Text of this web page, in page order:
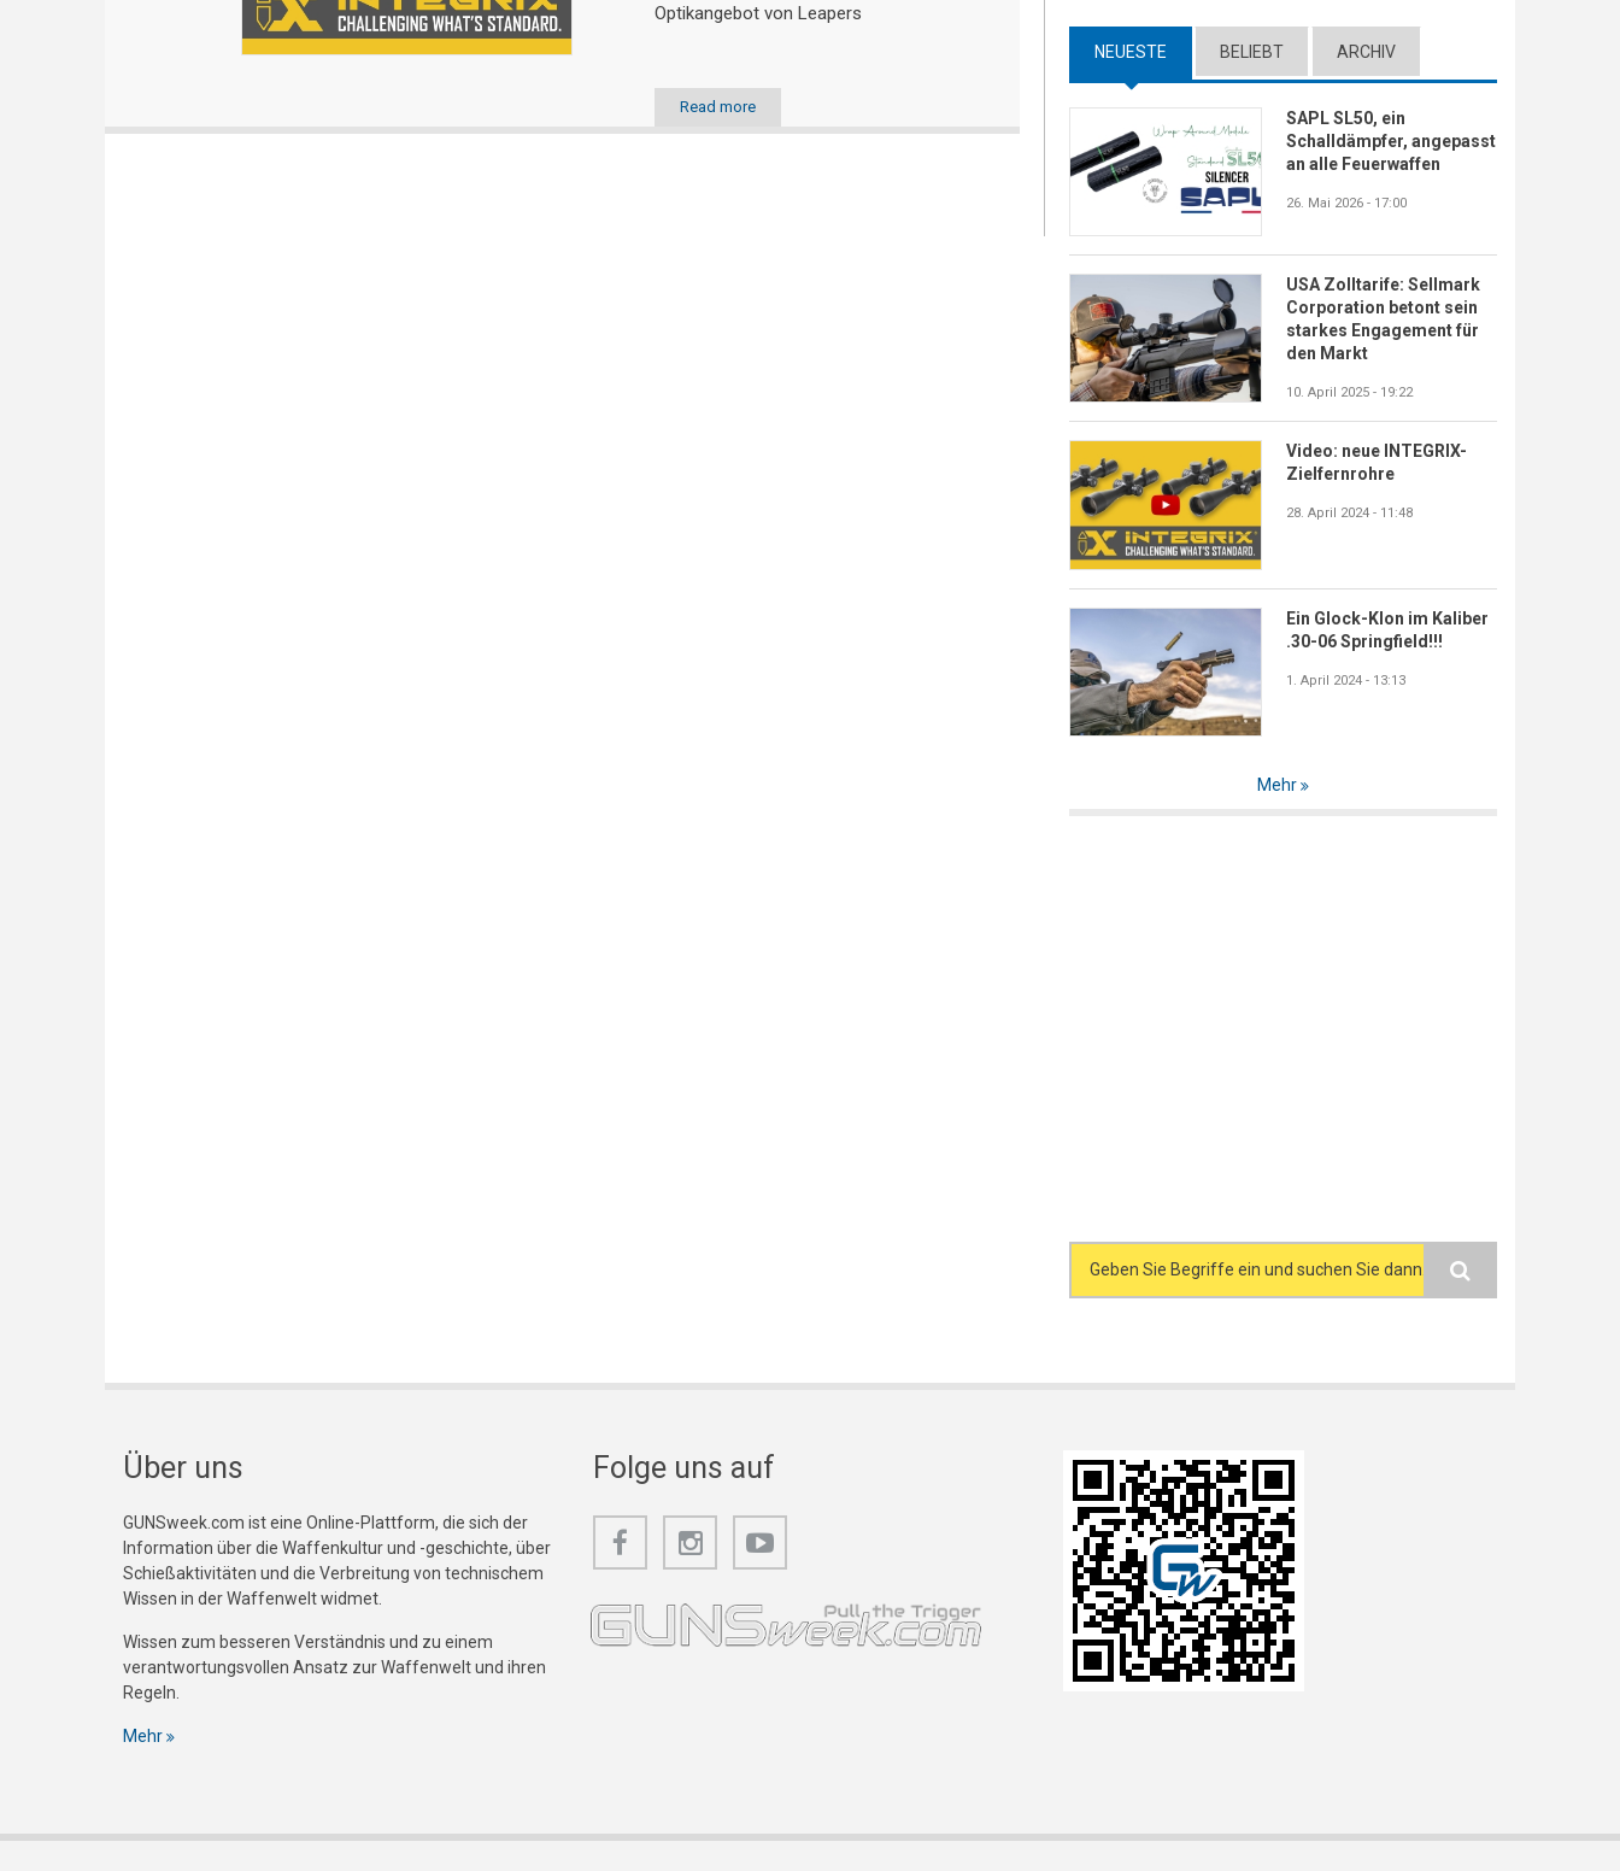
Optikangebot von Leapers
Read more
NEUESTE (ACTIVE TAB)
BELIEBT ARCHIV
SAPL SL50, ein
Schalldämpfer, angepasst
an alle Feuerwaffen
26. Mai 2026 - 17:00
USA Zolltarife: Sellmark
Corporation betont sein
starkes Engagement für
den Markt
10. April 2025 - 19:22
Video: neue INTEGRIX-
Zielfernrohre
28. April 2024 - 11:48
Ein Glock-Klon im Kaliber
.30-06 Springfield!!!
1. April 2024 - 13:13
Mehr
Search form
Über uns
GUNSweek.com ist eine Online-Plattform, die sich der
Information über die Waffenkultur und -geschichte, über
Schießaktivitäten und die Verbreitung von technischem
Wissen in der Waffenwelt widmet.
Wissen zum besseren Verständnis und zu einem
verantwortungsvollen Ansatz zur Waffenwelt und ihren
Regeln.
Mehr
Folge uns auf